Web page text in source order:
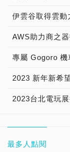
伊雲谷取得雲動
2023台北電玩
最多人點閱